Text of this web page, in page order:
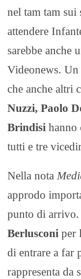
nel tam tam sui
attendere
sarebbe anche
Videonews. Un
che anche altri
Nuzzi, Paolo
Brindisi hanno
tutti e tre
Nella nota
approdo
punto di
Berlusconi per
di entrare a far
rappresenta da